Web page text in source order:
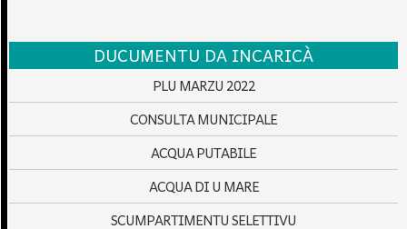
DUCUMENTU DA INCARICÀ
PLU MARZU 2022
CONSULTA MUNICIPALE
ACQUA PUTABILE
ACQUA DI U MARE
SCUMPARTIMENTU SELETTIVU